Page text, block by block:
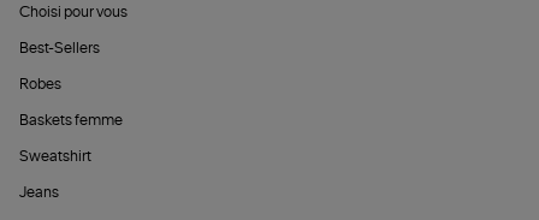
Choisi pour vous
Best-Sellers
Robes
Baskets femme
Sweatshirt
Jeans